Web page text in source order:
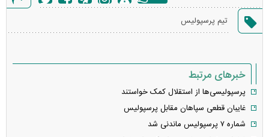
خطا
تیم پرسپولیس
خبرهای مرتبط
پرسپولیسی‌ها از استقلال کمک خواستند
غایبان قطعی سپاهان مقابل پرسپولیس
شماره ۷ پرسپولیس ماندنی شد